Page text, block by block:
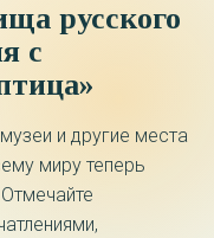
русского
с
и другие места
миру теперь